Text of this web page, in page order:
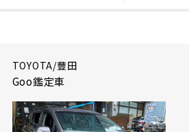
TOYOTA/豐田
Goo鑑定車